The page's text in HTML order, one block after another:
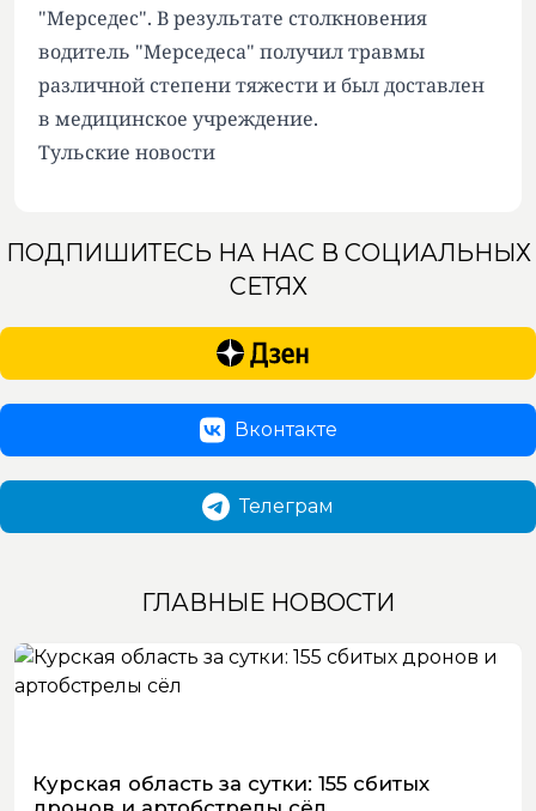
"Мерседес". В результате столкновения
водитель "Мерседеса" получил травмы
различной степени тяжести и был доставлен
в медицинское учреждение.
Тульские новости
ПОДПИШИТЕСЬ НА НАС В СОЦИАЛЬНЫХ
СЕТЯХ
Вконтакте
Телеграм
ГЛАВНЫЕ НОВОСТИ
Курская область за сутки: 155 сбитых